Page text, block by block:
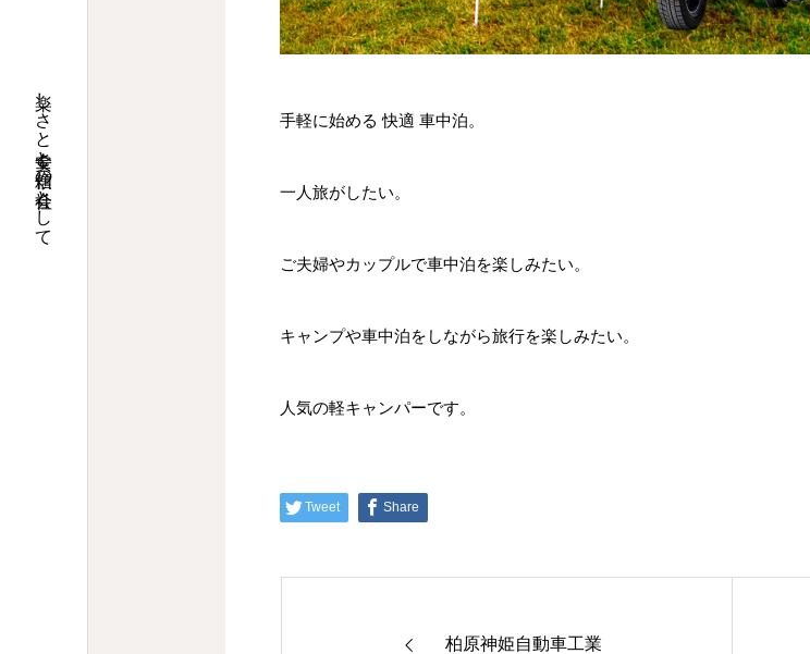
楽しさと安全と信頼の会社として 手軽に始める 快適 車中泊。
一人旅がしたい。
ご夫婦やカップルで車中泊を楽しみたい。
キャンプや車中泊をしながら旅行を楽しみたい。
人気の軽キャンパーです。
Tweet Share
柏原神姫自動車工業